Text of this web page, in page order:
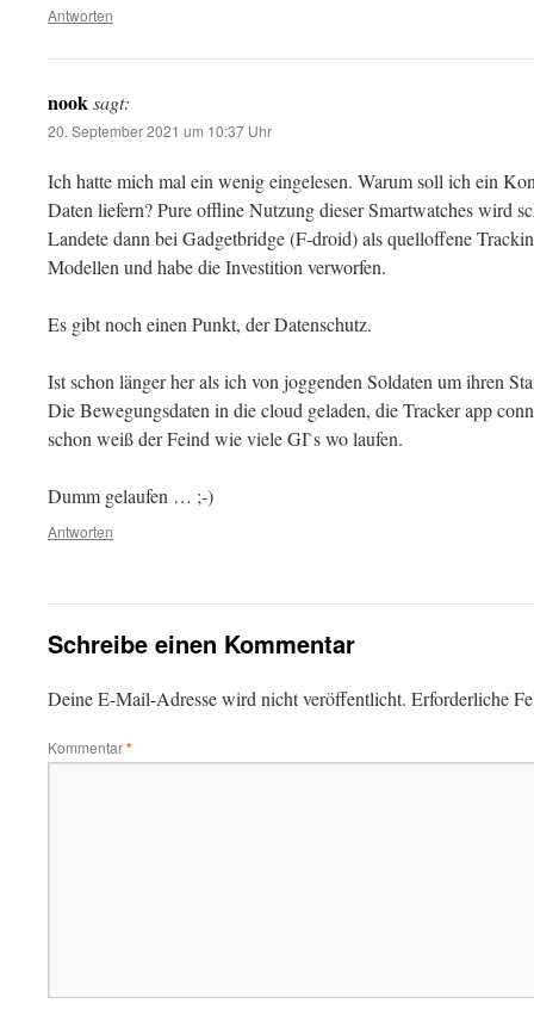
Antworten
nooksagt:
20. September 2021 um 10:37 Uhr
Ich hatte mich mal ein wenig eingelesen. Warum soll ich ein
Daten liefern? Pure offline Nutzung dieser Smartwatches wird
Landete dann bei Gadgetbridge (F-droid) als quelloffene
Modellen und habe die Investition verworfen.
Es gibt noch einen Punkt, der Datenschutz.
Ist schon länger her als ich von joggenden Soldaten um ihren
Die Bewegungsdaten in die cloud geladen, die Tracker app
schon weiß der Feind wie viele GI`s wo laufen.
Dumm gelaufen … ;-)
Antworten
Schreibe einen Kommentar
Deine E-Mail-Adresse wird nicht veröffentlicht. Erforderliche
Kommentar*